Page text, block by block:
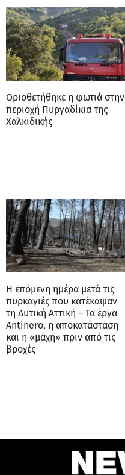
Οριοθετήθηκε η φωτιά στην
περιοχή Πυργαδίκια της
Χαλκιδικής
Η επόμενη ημέρα μετά τις
πυρκαγιές που κατέκαψαν
τη Δυτική Αττική – Τα έργα
Antinero, η αποκατάσταση
και η «μάχη» πριν από τις
βροχές